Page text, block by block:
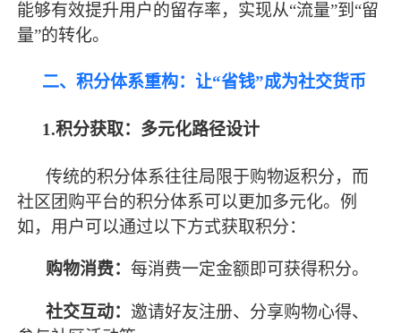
能够有效提升用户的留存率，实现从“流量”到“留
量”的转化。
二、积分体系重构：让“省钱”成为社交货币
1.积分获取：多元化路径设计
传统的积分体系往往局限于购物返积分，而
社区团购平台的积分体系可以更加多元化。例
如，用户可以通过以下方式获取积分：
购物消费：每消费一定金额即可获得积分。
社交互动： 邀请好友注册、分享购物心得、